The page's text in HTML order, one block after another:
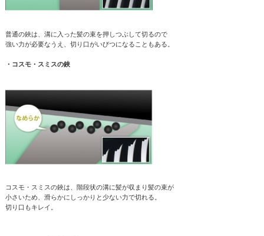
普通の鋏は、溝に入った髪の束を押しつぶして切るので
強い力が必要なうえ、切り口がいびつになることもある。
・コスモ・スミスの鋏
コスモ・スミスの鋏は、階段状の溝に髪が収まり髪の束が
小さいため、滑らかにしっかりと少ない力で切れる。
切り口もキレイ。